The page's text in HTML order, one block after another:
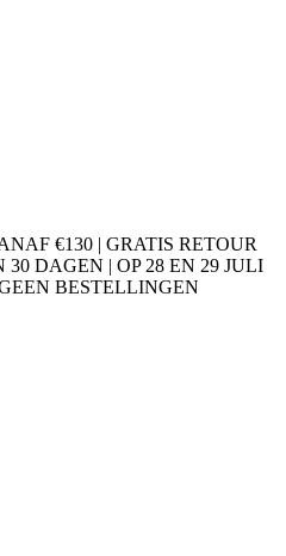
€130 | GRATIS RETOUR
DAGEN | OP 28 EN 29 JULI
BESTELLINGEN